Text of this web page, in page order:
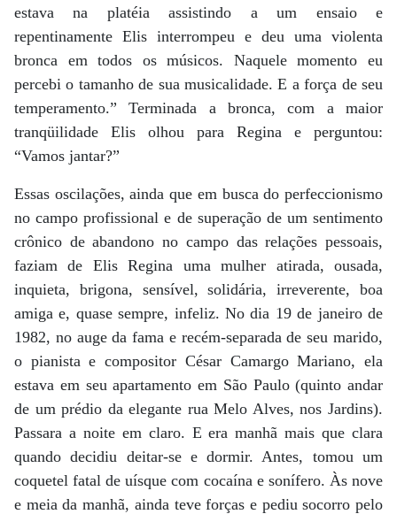
estava na platéia assistindo a um ensaio e
repentinamente Elis interrompeu e deu uma violenta
bronca em todos os músicos. Naquele momento eu
percebi o tamanho de sua musicalidade. E a força de seu
temperamento.” Terminada a bronca, com a maior
tranqüilidade Elis olhou para Regina e perguntou:
“Vamos jantar?”
Essas oscilações, ainda que em busca do perfeccionismo
no campo profissional e de superação de um sentimento
crônico de abandono no campo das relações pessoais,
faziam de Elis Regina uma mulher atirada, ousada,
inquieta, brigona, sensível, solidária, irreverente, boa
amiga e, quase sempre, infeliz. No dia 19 de janeiro de
1982, no auge da fama e recém-separada de seu marido,
o pianista e compositor César Camargo Mariano, ela
estava em seu apartamento em São Paulo (quinto andar
de um prédio da elegante rua Melo Alves, nos Jardins).
Passara a noite em claro. E era manhã mais que clara
quando decidiu deitar-se e dormir. Antes, tomou um
coquetel fatal de uísque com cocaína e sonífero. Às nove
e meia da manhã, ainda teve forças e pediu socorro pelo